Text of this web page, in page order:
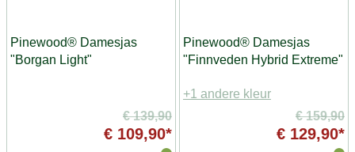
Pinewood® Damesjas
"Borgan Light"
€ 139,90
€ 109,90*
Pinewood® Damesjas
"Finnveden Hybrid Extreme"
+1 andere kleur
€ 159,90
€ 129,90*